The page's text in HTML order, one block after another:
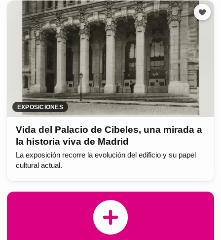
EXPOSICIONES
Vida del Palacio de Cibeles, una mirada a
la historia viva de Madrid
La exposición recorre la evolución del edificio y su papel
cultural actual.